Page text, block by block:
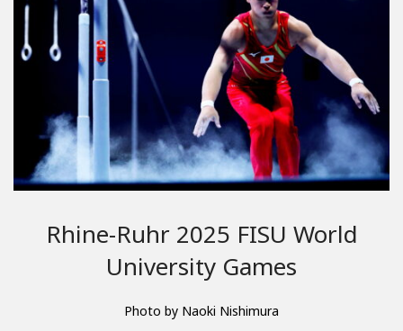
Rhine-Ruhr 2025 FISU World
University Games
Photo by Naoki Nishimura